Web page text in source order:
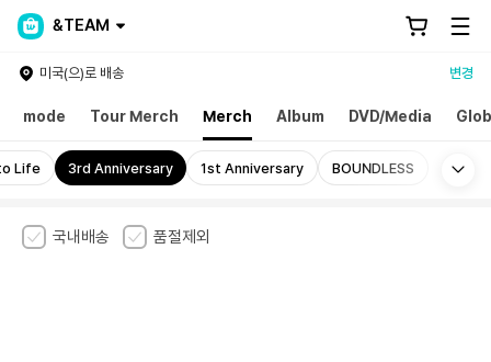
&TEAM
미국(으)로 배송 변경
mode Tour Merch Merch Album DVD/Media
Life 3rd Anniversary 1st Anniversary BOUNDLESS
국내배송 품절제외